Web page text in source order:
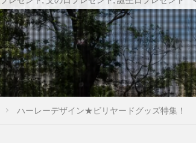
ハーレーデザイン★ビリヤードグッズ特集！